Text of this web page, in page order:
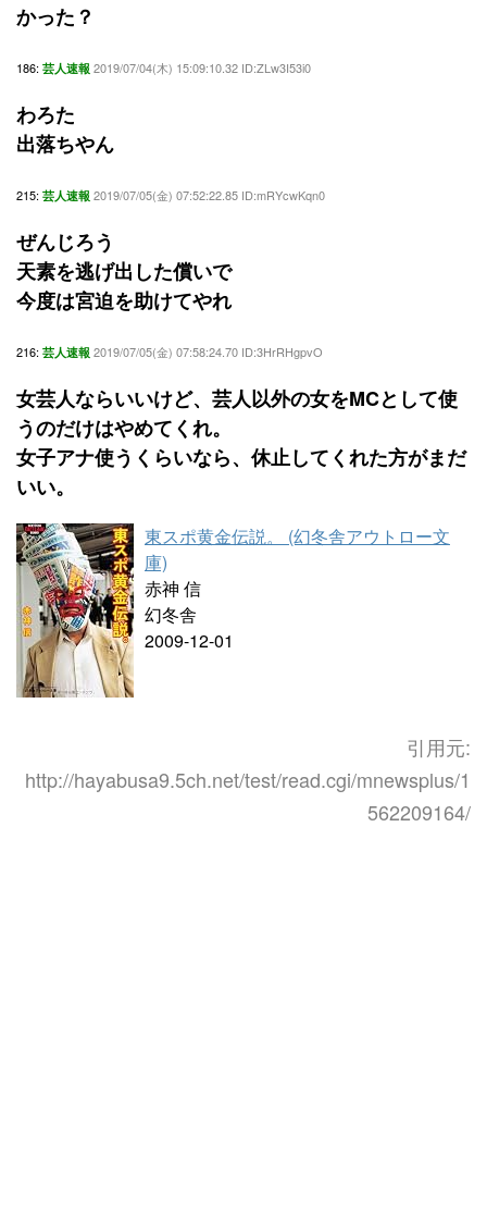
かった？
186: 芸人速報 2019/07/04(木) 15:09:10.32 ID:ZLw3I53i0
わろた
出落ちやん
215: 芸人速報 2019/07/05(金) 07:52:22.85 ID:mRYcwKqn0
ぜんじろう
天素を逃げ出した償いで
今度は宮迫を助けてやれ
216: 芸人速報 2019/07/05(金) 07:58:24.70 ID:3HrRHgpvO
女芸人ならいいけど、芸人以外の女をMCとして使
うのだけはやめてくれ。
女子アナ使うくらいなら、休止してくれた方がまだ
いい。
東スポ黄金伝説。 (幻冬舎アウトロー文
庫)
赤神 信
幻冬舎
2009-12-01
引用元:
http://hayabusa9.5ch.net/test/read.cgi/mnewsplus/1
562209164/